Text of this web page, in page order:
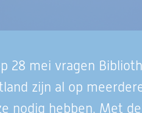
28 mei vragen
zijn al op
nodig hebben. Met